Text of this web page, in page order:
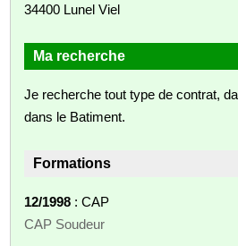
34400 Lunel Viel
Ma recherche
Je recherche tout type de contrat,
dans le Batiment.
Formations
12/1998 : CAP
CAP Soudeur